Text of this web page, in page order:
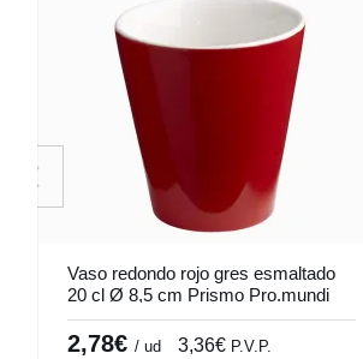
Vaso redondo rojo gres esmaltado
20 cl Ø 8,5 cm Prismo Pro.mundi
2,78€ / ud 3,36€ P.V.P.